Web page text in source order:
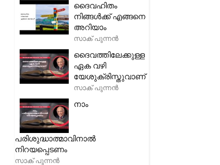
ദൈവഹിതം
നിങ്ങൾക്ക് എങ്ങനെ
അറിയാം
സാക് പുന്നൻ
ദൈവത്തിലേക്കുള്ള
ഏക വഴി
യേശുക്രിസ്തുവാണ്
സാക് പുന്നൻ
നാം
പരിശുദ്ധാത്മാവിനാൽ
നിറയപ്പെടണം
സാക് പുന്നൻ